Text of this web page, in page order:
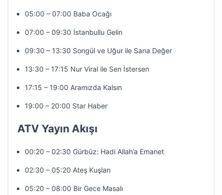
05:00 – 07:00 Baba Ocağı
07:00 – 09:30 İstanbullu Gelin
09:30 – 13:30 Songül ve Uğur ile Sana Değer
13:30 – 17:15 Nur Viral ile Sen İstersen
17:15 – 19:00 Aramızda Kalsın
19:00 – 20:00 Star Haber
ATV Yayın Akışı
00:20 – 02:30 Gürbüz: Hadi Allah’a Emanet
02:30 – 05:20 Ateş Kuşları
05:20 – 08:00 Bir Gece Masalı